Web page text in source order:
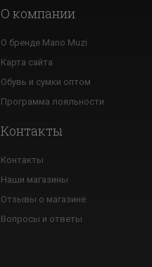
О компании
О бренде Mario Muzi
Карта сайта
Обувь и сумки оптом
Программа лояльности
Контакты
Контакты
Наши магазины
Отзывы о магазине
Вопросы и ответы